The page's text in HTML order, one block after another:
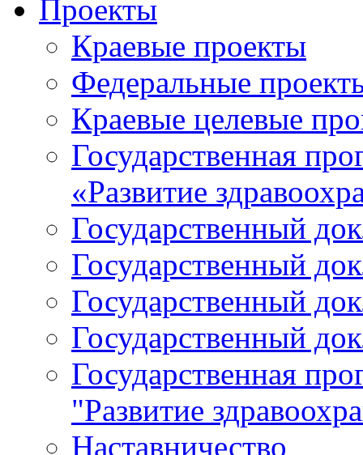
Проекты
Краевые проекты
Федеральные
Краевые целевые
Государственная
«Развитие
Государственный
Государственный
Государственный
Государственный
Государственная
"Развитие
Наставничество